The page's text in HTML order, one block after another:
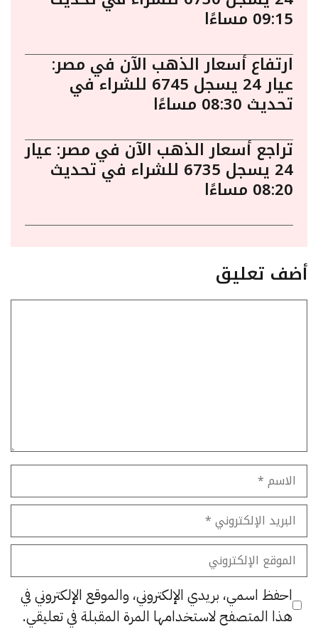
09:15 مساءًا
ارتفاع أسعار الذهب الآن في مصر:
عيار 24 يسجل 6745 للشراء في
تحديث 08:30 مساءًا
تراجع أسعار الذهب الآن في مصر: عيار
24 يسجل 6735 للشراء في تحديث
08:20 مساءًا
أضف تعليق
الاسم
البريد
الإلكتروني
الموقع
الإلكتروني
احفظ اسمي، بريدي الإلكتروني، والموقع الإلكتروني في
هذا المتصفح لاستخدامها المرة المقبلة في تعليقي.